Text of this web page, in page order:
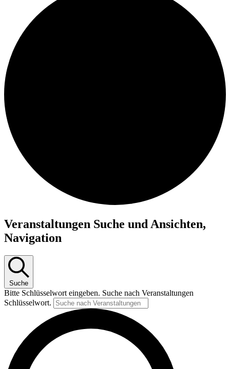
Veranstaltungen
Veranstaltungen Suche und Ansichten,
Navigation
Suche
Bitte Schlüsselwort eingeben. Suche nach Veranstaltungen
Schlüsselwort.